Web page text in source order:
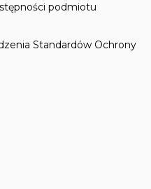
podmiotu
Standardów Ochrony